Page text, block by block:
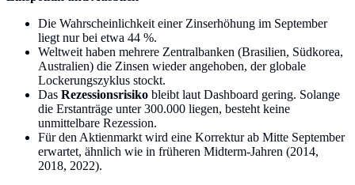
Die Wahrscheinlichkeit einer Zinserhöhung im September
liegt nur bei etwa 44 %.
Weltweit haben mehrere Zentralbanken (Brasilien, Südkorea,
Australien) die Zinsen wieder angehoben, der globale
Lockerungszyklus stockt.
Das Rezessionsrisiko bleibt laut Dashboard gering. Solange
die Erstanträge unter 300.000 liegen, besteht keine
unmittelbare Rezession.
Für den Aktienmarkt wird eine Korrektur ab Mitte September
erwartet, ähnlich wie in früheren Midterm-Jahren (2014,
2018, 2022).